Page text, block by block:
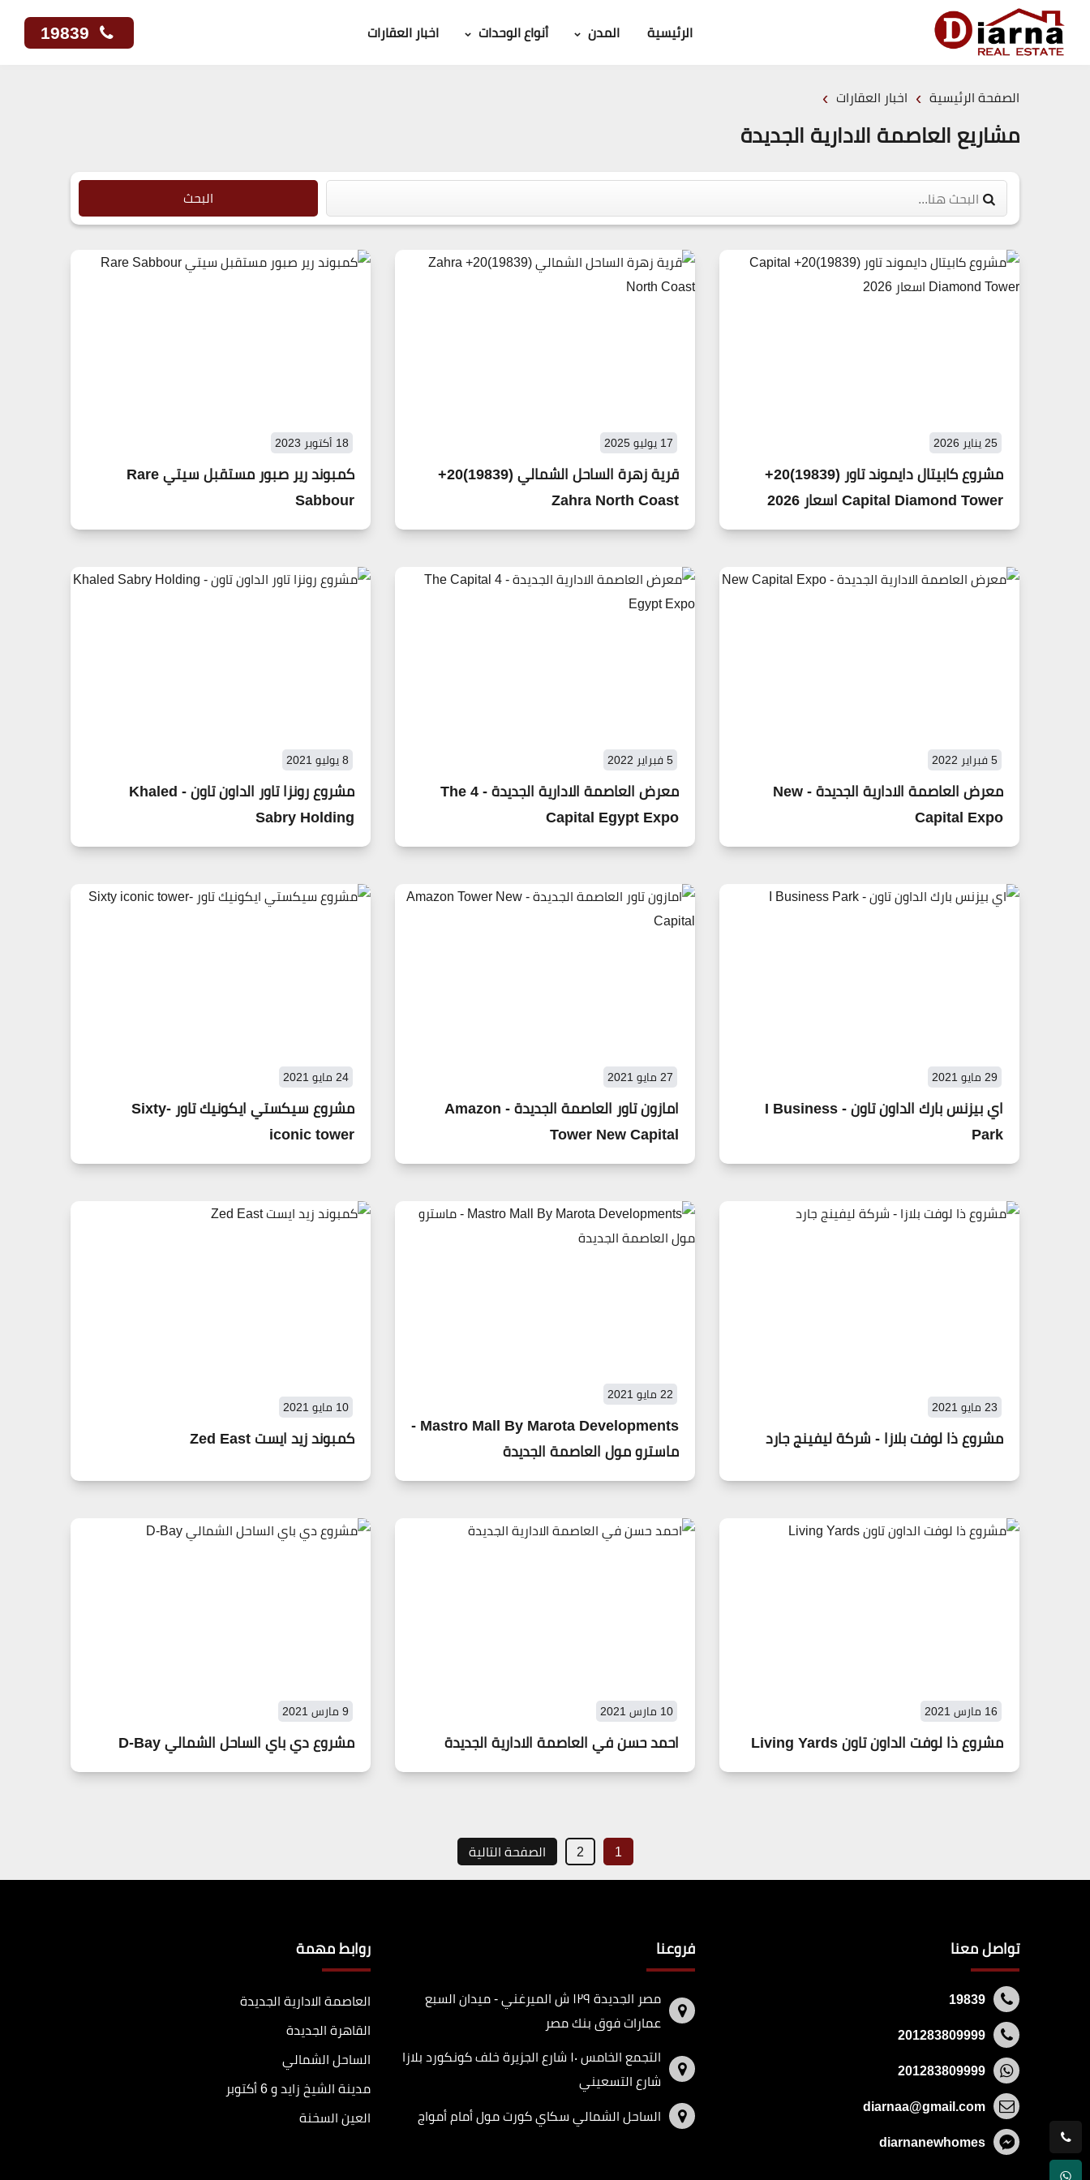
الرئيسية المدن أنواع الوحدات اخبار العقارات
الصفحة الرئيسية › اخبار العقارات ›
مشاريع العاصمة الادارية الجديدة
البحث
25 يناير 2026
مشروع كابيتال دايموند تاور (19839)20+
Capital Diamond Tower اسعار 2026
17 يوليو 2025
قرية زهرة الساحل الشمالي (19839)20+
Zahra North Coast
18 أكتوبر 2023
كمبوند رير صبور مستقبل سيتي Rare
Sabbour
5 فبراير 2022
معرض العاصمة الادارية الجديدة - New
Capital Expo
5 فبراير 2022
معرض العاصمة الادارية الجديدة - 4 The
Capital Egypt Expo
8 يوليو 2021
مشروع رونزا تاور الداون تاون - Khaled
Sabry Holding
29 مايو 2021
اي بيزنس بارك الداون تاون - I Business
Park
27 مايو 2021
امازون تاور العاصمة الجديدة - Amazon
Tower New Capital
24 مايو 2021
مشروع سيكستي ايكونيك تاور -Sixty
iconic tower
23 مايو 2021
مشروع ذا لوفت بلازا - شركة ليفينج جارد
22 مايو 2021
Mastro Mall By Marota Developments -
ماسترو مول العاصمة الجديدة
10 مايو 2021
كمبوند زيد ايست Zed East
16 مارس 2021
مشروع ذا لوفت الداون تاون Living Yards
10 مارس 2021
احمد حسن في العاصمة الادارية الجديدة
9 مارس 2021
مشروع دي باي الساحل الشمالي D-Bay
1
2 الصفحة التالية
تواصل معنا
19839
201283809999
201283809999
diarnaa@gmail.com
diarnanewhomes
فروعنا
مصر الجديدة ١٢٩ ش الميرغني - ميدان السبع
عمارات فوق بنك مصر
التجمع الخامس ١٠ شارع الجزيرة خلف كونكورد بلازا
شارع التسعيني
الساحل الشمالي سكاي كورت مول أمام أمواج
روابط مهمة
العاصمة الادارية الجديدة
القاهرة الجديدة
الساحل الشمالي
مدينة الشيخ زايد و 6 أكتوبر
العين السخنة